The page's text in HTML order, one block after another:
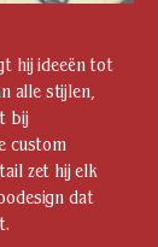
hij ideeën tot
alle stijlen,
bij
custom
zet hij elk
dat